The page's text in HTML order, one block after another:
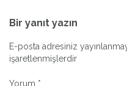
gezinmesi
Bir yanıt yazın
E-posta adresiniz
işaretlenmişlerdir
Yorum *